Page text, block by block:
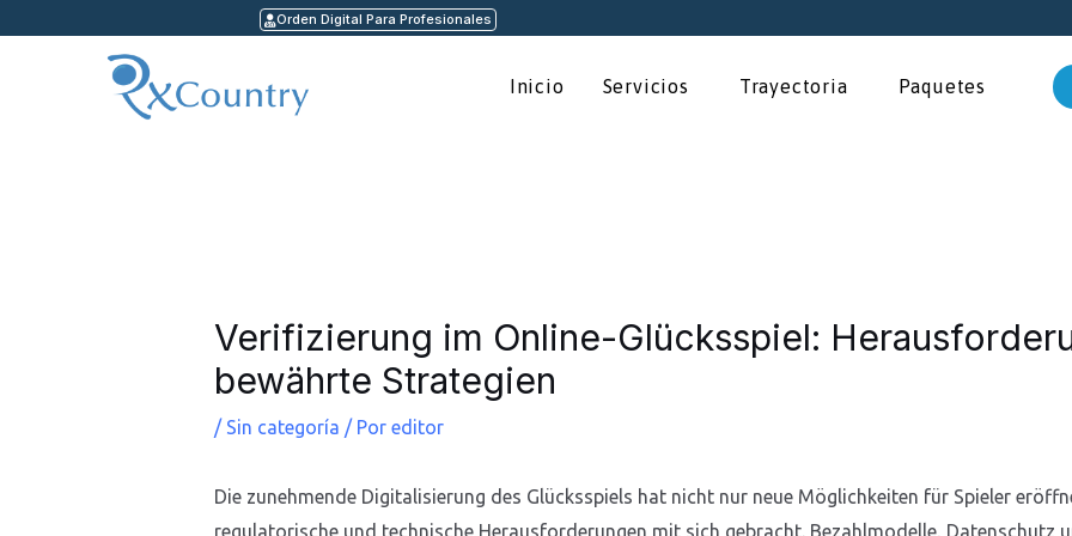
Orden Digital Para Profesionales
Inicio Servicios Trayectoria Paquetes
Verifizierung im Online-Glücksspiel:
bewährte Strategien
/ Sin categoría / Por editor
Die zunehmende Digitalisierung des Glücksspiels hat nicht nur neue Möglichkeiten für Spieler
regulatorische und technische Herausforderungen mit sich gebracht. Bezahlmodelle, Datenschutz